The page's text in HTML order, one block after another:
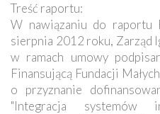
Treść raportu:
W nawiązaniu do
sierpnia 2012 roku, Zarząd
w ramach umowy
Finansującą Fundacji
o przyznanie
"Integracja systemów